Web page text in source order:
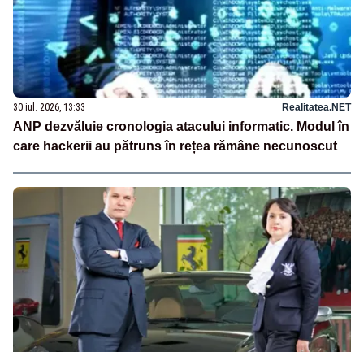
30 iul. 2026, 13:33 Realitatea.NET
ANP dezvăluie cronologia atacului informatic. Modul în
care hackerii au pătruns în rețea rămâne necunoscut